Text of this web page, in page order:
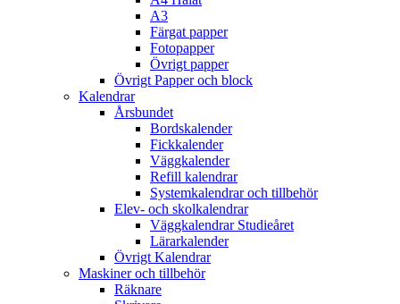
A3
Färgat papper
Fotopapper
Övrigt papper
Övrigt Papper och block
Kalendrar
Årsbundet
Bordskalender
Fickkalender
Väggkalender
Refill kalendrar
Systemkalendrar och tillbehör
Elev- och skolkalendrar
Väggkalendrar Studieåret
Lärarkalender
Övrigt Kalendrar
Maskiner och tillbehör
Räknare